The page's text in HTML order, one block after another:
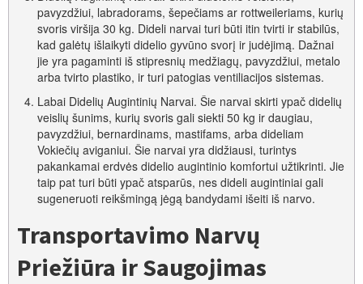
pavyzdžiui, labradorams, šepečiams ar rottweileriams, kurių
svoris viršija 30 kg. Dideli narvai turi būti itin tvirti ir stabilūs,
kad galėtų išlaikyti didelio gyvūno svorį ir judėjimą. Dažnai
jie yra pagaminti iš stipresnių medžiagų, pavyzdžiui, metalo
arba tvirto plastiko, ir turi patogias ventiliacijos sistemas.
Labai Didelių Augintinių Narvai. Šie narvai skirti ypač didelių
veislių šunims, kurių svoris gali siekti 50 kg ir daugiau,
pavyzdžiui, bernardinams, mastifams, arba dideliam
Vokiečių aviganiui. Šie narvai yra didžiausi, turintys
pakankamai erdvės didelio augintinio komfortui užtikrinti. Jie
taip pat turi būti ypač atsparūs, nes dideli augintiniai gali
sugeneruoti reikšmingą jėgą bandydami išeiti iš narvo.
Transportavimo Narvų
Priežiūra ir Saugojimas